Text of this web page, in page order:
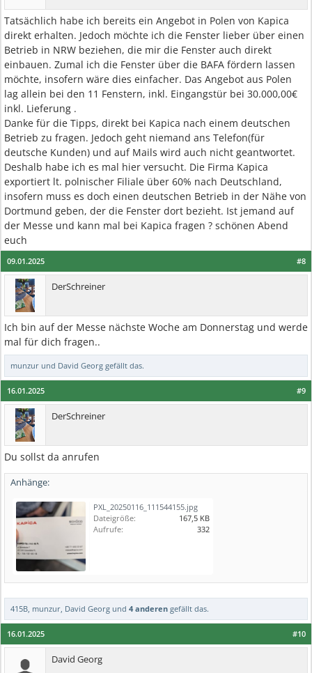
Tatsächlich habe ich bereits ein Angebot in Polen von Kapica
direkt erhalten. Jedoch möchte ich die Fenster lieber über einen
Betrieb in NRW beziehen, die mir die Fenster auch direkt
einbauen. Zumal ich die Fenster über die BAFA fördern lassen
möchte, insofern wäre dies einfacher. Das Angebot aus Polen
lag allein bei den 11 Fenstern, inkl. Eingangstür bei 30.000,00€
inkl. Lieferung .
Danke für die Tipps, direkt bei Kapica nach einem deutschen
Betrieb zu fragen. Jedoch geht niemand ans Telefon(für
deutsche Kunden) und auf Mails wird auch nicht geantwortet.
Deshalb habe ich es mal hier versucht. Die Firma Kapica
exportiert lt. polnischer Filiale über 60% nach Deutschland,
insofern muss es doch einen deutschen Betrieb in der Nähe von
Dortmund geben, der die Fenster dort bezieht. Ist jemand auf
der Messe und kann mal bei Kapica fragen ? schönen Abend
euch
#8
09.01.2025
DerSchreiner
Ich bin auf der Messe nächste Woche am Donnerstag und werde
mal für dich fragen..
munzur und David Georg gefällt das.
#9
16.01.2025
DerSchreiner
Du sollst da anrufen
Anhänge:
PXL_20250116_111544155.jpg
Dateigröße:
167,5 KB
Aufrufe:
332
415B munzur David Georg und 4 anderen gefällt das.
#10
16.01.2025
David Georg